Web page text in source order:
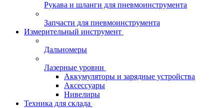
Рукава и шланги для пневмоинструмента
Запчасти для пневмоинструмента
Измерительный инструмент
Дальномеры
Лазерные уровни
Аккумуляторы и зарядные устройства
Аксессуары
Нивелиры
Техника для склада